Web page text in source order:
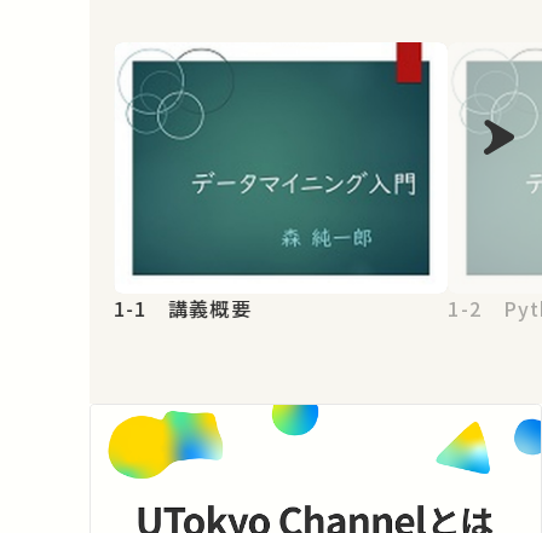
1-1 講義概要 1-2